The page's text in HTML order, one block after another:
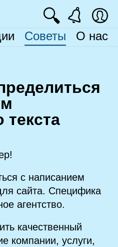
Советы О нас
🔍
текста
с написанием
сайта. Специфика
агентство.
качественный
компании, услуги,